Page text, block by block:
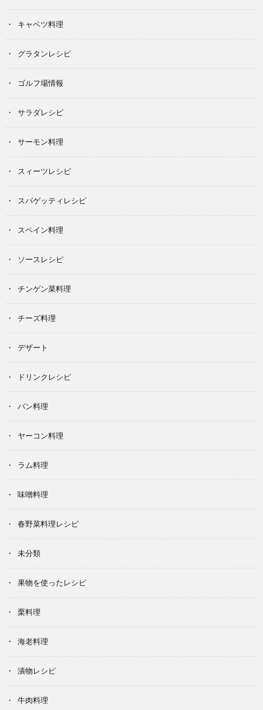
キャベツ料理
グラタンレシピ
ゴルフ場情報
サラダレシピ
サーモン料理
スィーツレシピ
スパゲッティレシピ
スペイン料理
ソースレシピ
チンゲン菜料理
チーズ料理
デザート
ドリンクレシピ
パン料理
ヤーコン料理
ラム料理
味噌料理
春野菜料理レシピ
未分類
果物を使ったレシピ
栗料理
海老料理
漬物レシピ
牛肉料理